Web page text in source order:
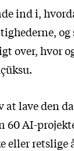
ind i,
over, hvor
at lave den
60 AI-
eller retslige